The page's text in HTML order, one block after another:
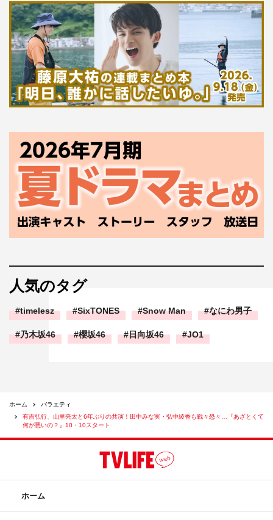
人気のタグ
timelesz SixTONES Snow Man なにわ男子
乃木坂46 櫻坂46 日向坂46 JO1
ホーム
バラエティ
有吉弘行、山里亮太と6年ぶりの共演！田中みな実・弘中綾香も戦々恐々…『あざとくて
何が悪いの？』10・10スタート
ホーム